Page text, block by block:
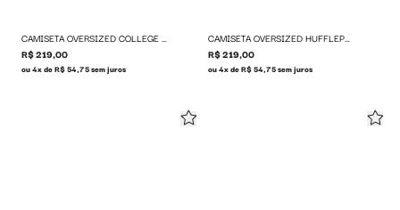
CAMISETA OVERSIZED COLLEGE HP X BAW
R$ 219,00
ou 4x de R$ 54,75 sem juros
CAMISETA OVERSIZED HUFFLEPUFF HP X BAW
R$ 219,00
ou 4x de R$ 54,75 sem juros